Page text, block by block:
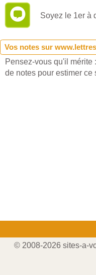
Soyez le 1er à
Vos notes sur
Pensez-vous qu'il
de notes pour estimer ce
© 2008-2026 sites-a-